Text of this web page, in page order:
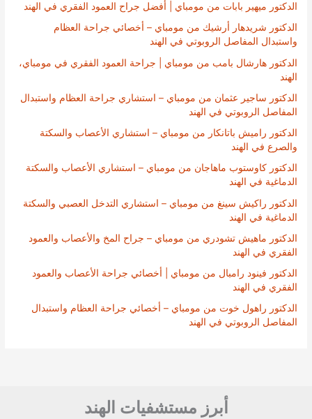
الدكتور ميهير بابات من مومباي | أفضل جراح العمود الفقري في الهند
الدكتور شريدهار أرشيك من مومباي – أخصائي جراحة العظام
واستبدال المفاصل الروبوتي في الهند
الدكتور هارشال بامب من مومباي | جراحة العمود الفقري في مومباي،
الهند
الدكتور ساجير عثمان من مومباي – استشاري جراحة العظام واستبدال
المفاصل الروبوتي في الهند
الدكتور راميش باتانكار من مومباي – استشاري الأعصاب والسكتة
والصرع في الهند
الدكتور كاوستوب ماهاجان من مومباي – استشاري الأعصاب والسكتة
الدماغية في الهند
الدكتور راكيش سينغ من مومباي – استشاري التدخل العصبي والسكتة
الدماغية في الهند
الدكتور ماهيش تشودري من مومباي – جراح المخ والأعصاب والعمود
الفقري في الهند
الدكتور فينود رامبال من مومباي | أخصائي جراحة الأعصاب والعمود
الفقري في الهند
الدكتور راهول خوت من مومباي – أخصائي جراحة العظام واستبدال
المفاصل الروبوتي في الهند
أبرز مستشفيات الهند